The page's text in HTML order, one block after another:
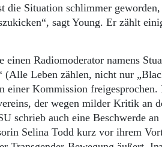
die Situation schlimmer
sagt Young. Er zählt
einen Radiomoderator namens
Leben zählen, nicht nur
einer Kommission
der wegen milder Kritik an
schrieb auch eine Beschwerde
Selina Todd kurz vor ihrem